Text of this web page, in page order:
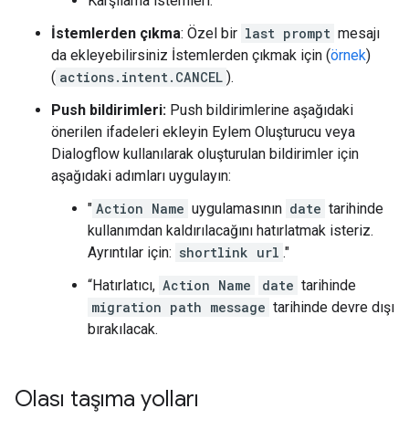
İstemlerden çıkma: Özel bir last prompt mesajı
da ekleyebilirsiniz İstemlerden çıkmak için (örnek)
( actions.intent.CANCEL ).
Push bildirimleri: Push bildirimlerine aşağıdaki
önerilen ifadeleri ekleyin Eylem Oluşturucu veya
Dialogflow kullanılarak oluşturulan bildirimler için
aşağıdaki adımları uygulayın:
" Action Name uygulamasının date tarihinde
kullanımdan kaldırılacağını hatırlatmak isteriz.
Ayrıntılar için: shortlink url ."
“Hatırlatıcı, Action Name date tarihinde
migration path message tarihinde devre dışı
bırakılacak.
Olası taşıma yolları